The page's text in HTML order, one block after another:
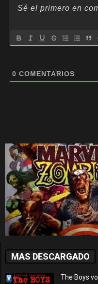
0 COMENTARIOS
MAS DESCARGADO
The Boys